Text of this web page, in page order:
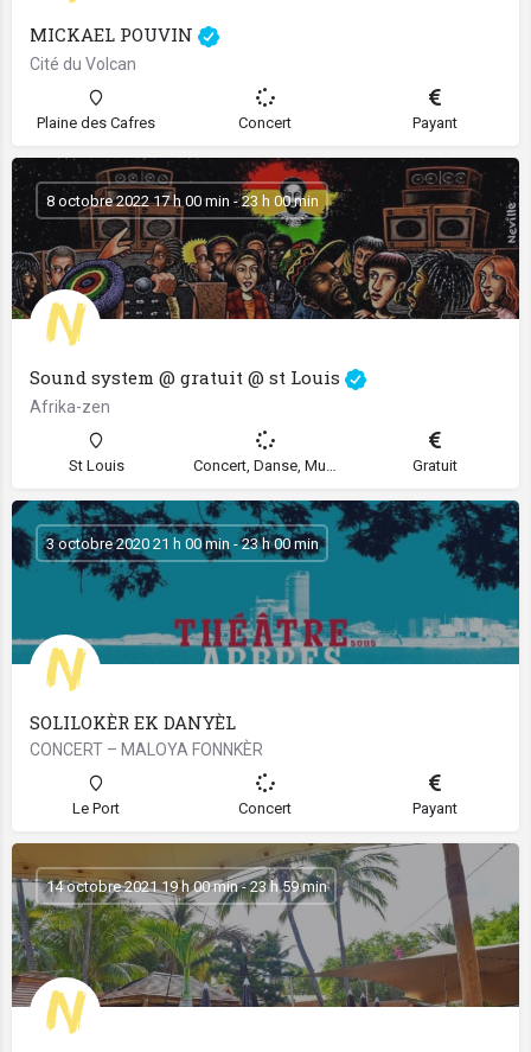
MICKAEL POUVIN
Cité du Volcan
Plaine des Cafres Concert Payant
Sound system @ gratuit @ st Louis
Afrika-zen
8 octobre 2022 17 h 00 min - 23 h 00 min
St Louis Concert, Danse, Musique Gratuit
SOLILOKÈR EK DANYÈL
CONCERT – MALOYA FONNKÈR
3 octobre 2020 21 h 00 min - 23 h 00 min
Le Port Concert Payant
14 octobre 2021 19 h 00 min - 23 h 59 min